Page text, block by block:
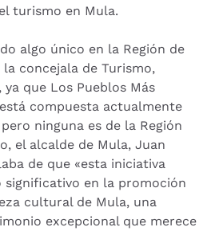
turismo en Mula.
algo único en la Región de
la concejala de Turismo,
que Los Pueblos Más
compuesta actualmente
ninguna es de la Región
el alcalde de Mula, Juan
de que «esta iniciativa
significativo en la promoción
cultural de Mula, una
excepcional que merece